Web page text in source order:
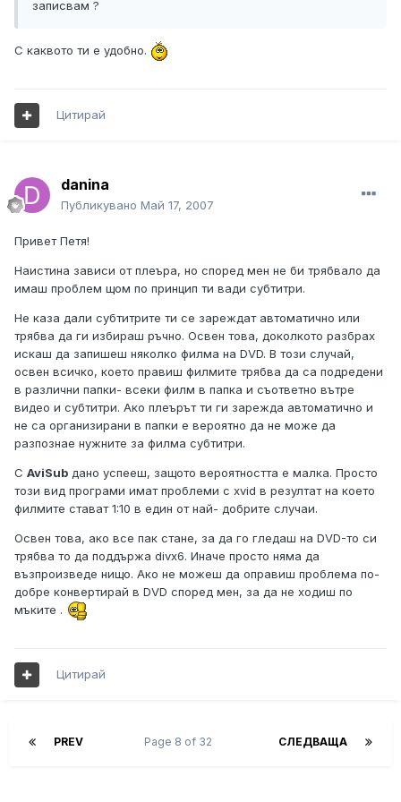
записвам ?
С каквото ти е удобно.
Цитирай
danina
Публикувано Май 17, 2007
Привет Петя!
Наистина зависи от плеъра, но според мен не би трябвало да
имаш проблем щом по принцип ти вади субтитри.
Не каза дали субтитрите ти се зареждат автоматично или
трябва да ги избираш ръчно. Освен това, доколкото разбрах
искаш да запишеш няколко филма на DVD. В този случай,
освен всичко, което правиш филмите трябва да са подредени
в различни папки- всеки филм в папка и съответно вътре
видео и субтитри. Ако плеърът ти ги зарежда автоматично и
не са организирани в папки е вероятно да не може да
разпознае нужните за филма субтитри.
С AviSub дано успееш, защото вероятността е малка. Просто
този вид програми имат проблеми с xvid в резултат на което
филмите стават 1:10 в един от най- добрите случаи.
Освен това, ако все пак стане, за да го гледаш на DVD-то си
трябва то да поддържа divx6. Иначе просто няма да
възпроизведе нищо. Ако не можеш да оправиш проблема по-
добре конвертирай в DVD според мен, за да не ходиш по
мъките .
Цитирай
PREV СЛЕДВАЩА
Page 8 of 32